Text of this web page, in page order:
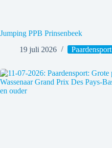
Jumping PPB Prinsenbeek
19 juli 2026
Paardensport